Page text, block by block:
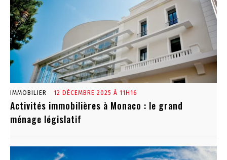
IMMOBILIER 12 DÉCEMBRE 2025 À 11H16
Activités immobilières à Monaco : le grand
ménage législatif